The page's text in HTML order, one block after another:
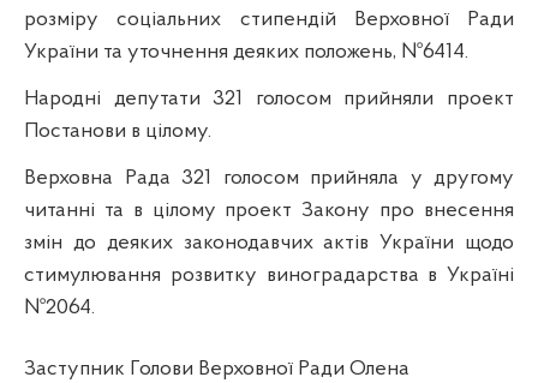
розміру соціальних стипендій Верховної Ради
України та уточнення деяких положень, №6414.
Народні депутати 321 голосом прийняли проект
Постанови в цілому.
Верховна Рада 321 голосом прийняла у другому
читанні та в цілому проект Закону про внесення
змін до деяких законодавчих актів України щодо
стимулювання розвитку виноградарства в Україні
№2064.
Заступник Голови Верховної Ради Олена